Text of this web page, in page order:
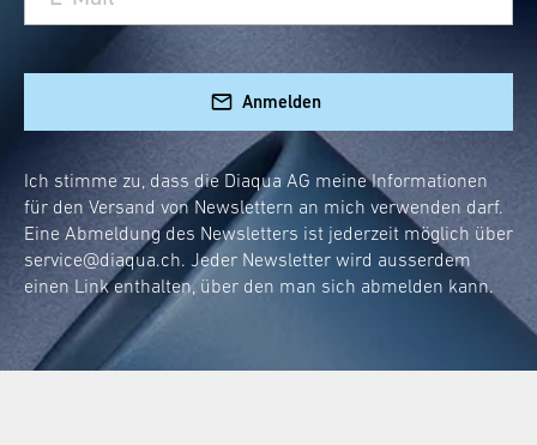
Anmelden
Ich stimme zu, dass die Diaqua AG meine Informationen
für den Versand von Newslettern an mich verwenden darf.
Eine Abmeldung des Newsletters ist jederzeit möglich über
service@diaqua.ch. Jeder Newsletter wird ausserdem
einen Link enthalten, über den man sich abmelden kann.